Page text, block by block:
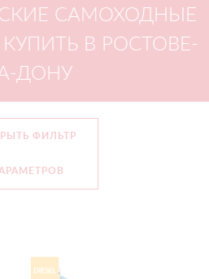
САМОХОДНЫЕ
В РОСТОВЕ-
ДОНУ
ФИЛЬТР